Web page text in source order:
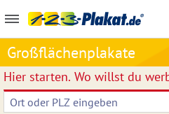
Großflächenplakate
Hier starten. Wo willst du